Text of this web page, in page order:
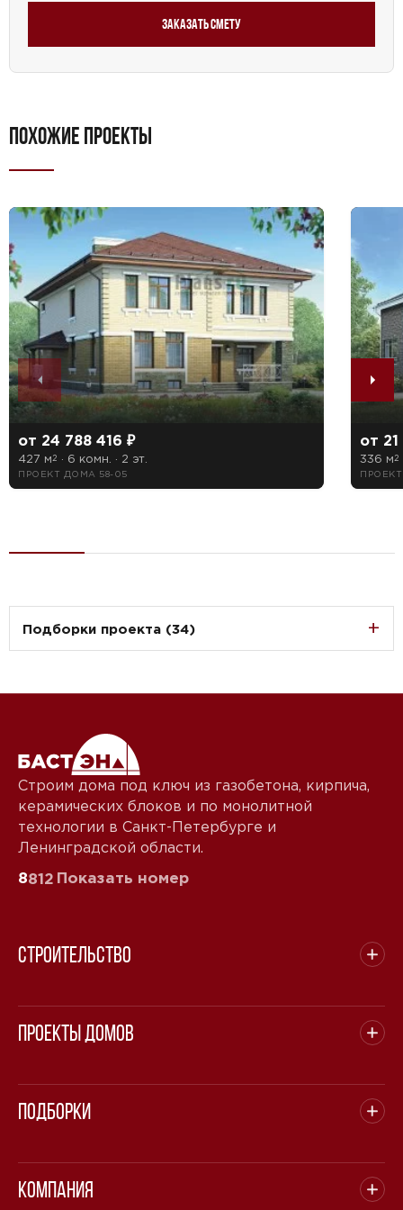
Заказать смету
ПОХОЖИЕ ПРОЕКТЫ
от 24 788 416 ₽
427 м2 · 6 комн. · 2 эт.
ПРОЕКТ ДОМА 58-05
от
336 м2
Подборки проекта (34)
Строим дома под ключ из газобетона, кирпича,
керамических блоков и по монолитной
технологии в Санкт-Петербурге и
Ленинградской области.
8812 Показать номер
Строительство
Проекты домов
Подборки
Компания